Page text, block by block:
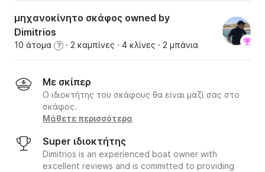
μηχανοκίνητο σκάφος owned by
Dimitrios
10 άτομα ? · 2 καμπίνες · 4 κλίνες · 2 μπάνια
Με σκίπερ
Ο ιδιοκτήτης του σκάφους θα είναι μαζί σας στο
σκάφος.
Μάθετε περισσότερα
Super ιδιοκτήτης
Dimitrios is an experienced boat owner with
excellent reviews and is committed to providing